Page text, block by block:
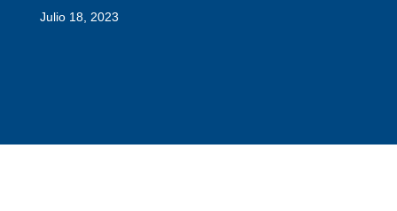
Julio 18, 2023